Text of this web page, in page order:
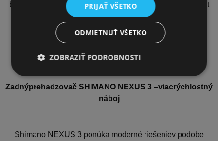
bicykla. Oceľ je kvalitnýmmateriálom, ktorý poskytuje pocit
bezpečia a pevného tela bicykla.
Zadnýprehadzovač SHIMANO NEXUS 3 –viacrýchlostný
náboj
Shimano NEXUS 3 ponúka moderné riešeniev podobe
PRIJAŤ VŠETKO
ODMIETNUŤ VŠETKO
ZOBRAZIŤ PODROBNOSTI